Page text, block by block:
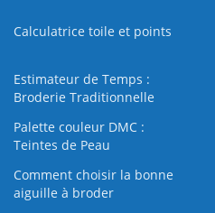
Calculatrice toile et points
Estimateur de Temps :
Broderie Traditionnelle
Palette couleur DMC :
Teintes de Peau
Comment choisir la bonne
aiguille à broder